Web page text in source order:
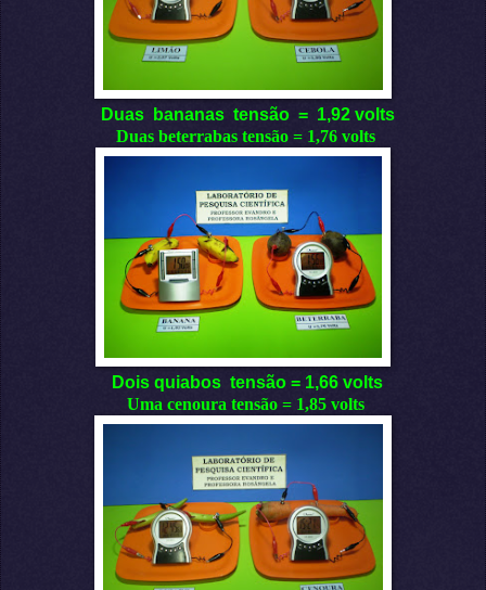
Duas bananas tensão = 1,92 volts
Duas beterrabas tensão = 1,76 volts
Dois quiabos tensão = 1,66 volts
Uma cenoura tensão = 1,85 volts